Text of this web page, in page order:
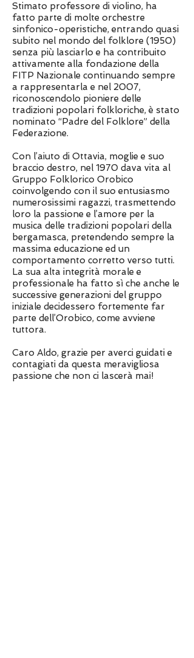
Stimato professore di violino, ha
fatto parte di molte orchestre
sinfonico-operistiche, entrando quasi
subito nel mondo del folklore (1950)
senza più lasciarlo e ha contribuito
attivamente alla fondazione della
FITP Nazionale continuando sempre
a rappresentarla e nel 2007,
riconoscendolo pioniere delle
tradizioni popolari folkloriche, è stato
nominato “Padre del Folklore” della
Federazione.
Con l’aiuto di Ottavia, moglie e suo
braccio destro, nel 1970 dava vita al
Gruppo Folklorico Orobico
coinvolgendo con il suo entusiasmo
numerosissimi ragazzi, trasmettendo
loro la passione e l’amore per la
musica delle tradizioni popolari della
bergamasca, pretendendo sempre la
massima educazione ed un
comportamento corretto verso tutti.
La sua alta integrità morale e
professionale ha fatto sì che anche le
successive generazioni del gruppo
iniziale decidessero fortemente far
parte dell’Orobico, come avviene
tuttora.
Caro Aldo, grazie per averci guidati e
contagiati da questa meravigliosa
passione che non ci lascerà mai!